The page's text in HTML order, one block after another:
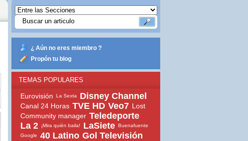
¿ Aún no eres miembro ?
Propón tu blog
TEMAS POPULARES
Eurovisión La Sexta Disney Channel
Canal 24 Horas TVE HD Veo7 Lost
Community manager Teledeporte
La 2
¡Mira quién baila! LaSiete Buenafuente
Google
40 Latino Gol Televisión